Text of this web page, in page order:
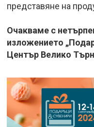
представяне на
Очакваме с
изложението
Център Велико